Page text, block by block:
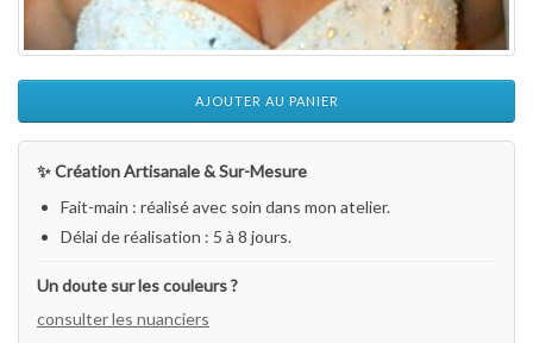
AJOUTER AU PANIER
✨ Création Artisanale & Sur-Mesure
Fait-main : réalisé avec soin dans mon atelier.
Délai de réalisation : 5 à 8 jours.
Un doute sur les couleurs ?
consulter les nuanciers